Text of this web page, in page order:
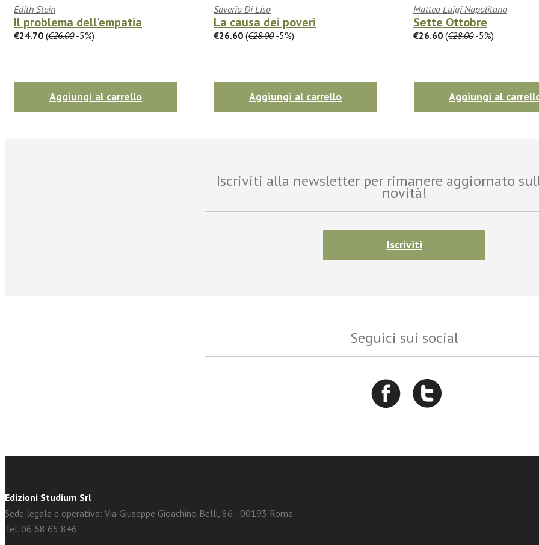
Edith Stein
Il problema dell'empatia
€24.70 (€26.00-5%)
Aggiungi al carrello
Saverio Di Liso
La causa dei poveri
€26.60 (€28.00-5%)
Aggiungi al carrello
Matteo Luigi Napolitano
Sette Ottobre
€26.60 (€28.00-5%)
Aggiungi al
Iscriviti alla newsletter per rimanere aggiornato
novità!
Iscriviti
Seguici sui social
Edizioni Studium Srl
Sede legale e operativa: Via Giuseppe Gioachino Belli, 86 - 00193 Roma
Tel. 06 68 65 846